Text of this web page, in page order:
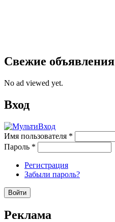
Свежие объявления
No ad viewed yet.
Вход
Имя пользователя *
Пароль *
Регистрация
Забыли пароль?
Реклама